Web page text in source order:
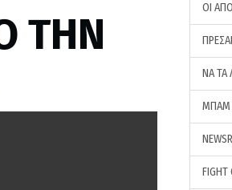
ΤΗΝ
ΟΙ
ΝΑ ΤΑ
ΜΠΑΜ
FIGHT